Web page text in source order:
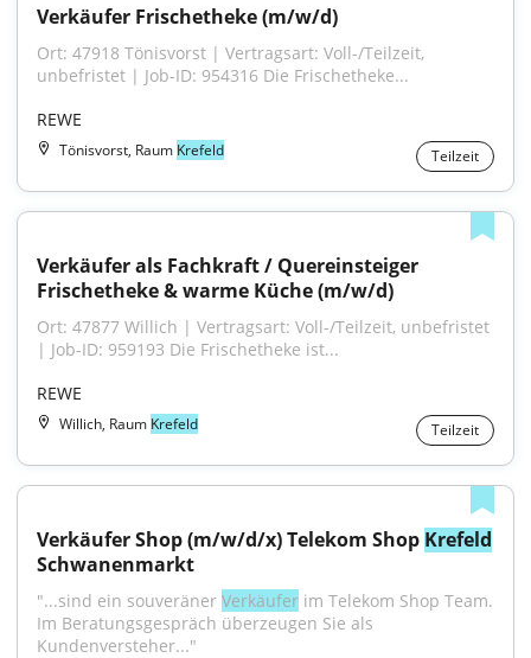
Verkäufer Frischetheke (m/w/d)
Ort: 47918 Tönisvorst | Vertragsart: Voll-/Teilzeit,
unbefristet | Job-ID: 954316 Die Frischetheke...
REWE
Tönisvorst, Raum Krefeld Teilzeit
Verkäufer als Fachkraft / Quereinsteiger
Frischetheke & warme Küche (m/w/d)
Ort: 47877 Willich | Vertragsart: Voll-/Teilzeit, unbefristet
| Job-ID: 959193 Die Frischetheke ist...
REWE
Willich, Raum Krefeld Teilzeit
Verkäufer Shop (m/w/d/x) Telekom Shop Krefeld
Schwanenmarkt
"...sind ein souveräner Verkäufer im Telekom Shop Team.
Im Beratungsgespräch überzeugen Sie als
Kundenversteher..."